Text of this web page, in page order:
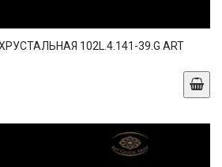
102L.4.141-39.G ART